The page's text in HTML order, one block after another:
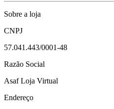
Sobre a loja
CNPJ
57.041.443/0001-48
Razão Social
Asaf Loja Virtual
Endereço